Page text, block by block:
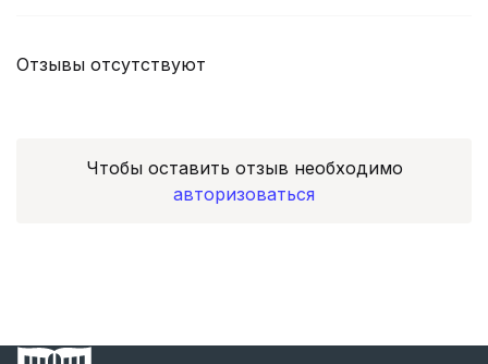
Отзывы отсутствуют
Чтобы оставить отзыв необходимо
авторизоваться